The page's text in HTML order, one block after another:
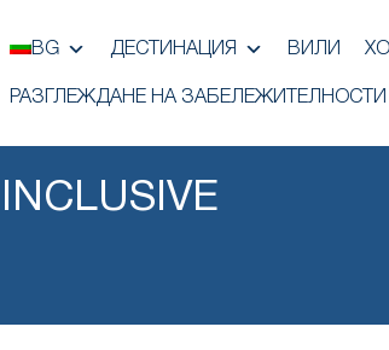
BG ДЕСТИНАЦИЯ ВИЛИ
РАЗГЛЕЖДАНЕ НА ЗАБЕЛЕЖИТЕЛНОСТИ